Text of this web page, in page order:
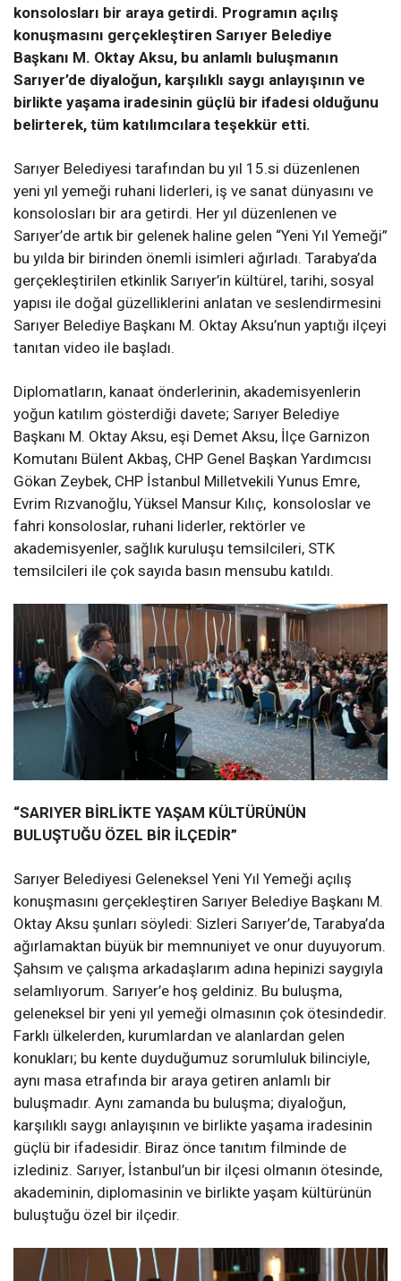
konsolosları bir araya getirdi. Programın açılış
konuşmasını gerçekleştiren Sarıyer Belediye
Başkanı M. Oktay Aksu, bu anlamlı buluşmanın
Sarıyer’de diyaloğun, karşılıklı saygı anlayışının ve
birlikte yaşama iradesinin güçlü bir ifadesi olduğunu
belirterek, tüm katılımcılara teşekkür etti.
Sarıyer Belediyesi tarafından bu yıl 15.si düzenlenen
yeni yıl yemeği ruhani liderleri, iş ve sanat dünyasını ve
konsolosları bir ara getirdi. Her yıl düzenlenen ve
Sarıyer’de artık bir gelenek haline gelen “Yeni Yıl Yemeği”
bu yılda bir birinden önemli isimleri ağırladı. Tarabya’da
gerçekleştirilen etkinlik Sarıyer’in kültürel, tarihi, sosyal
yapısı ile doğal güzelliklerini anlatan ve seslendirmesini
Sarıyer Belediye Başkanı M. Oktay Aksu’nun yaptığı ilçeyi
tanıtan video ile başladı.
Diplomatların, kanaat önderlerinin, akademisyenlerin
yoğun katılım gösterdiği davete; Sarıyer Belediye
Başkanı M. Oktay Aksu, eşi Demet Aksu, İlçe Garnizon
Komutanı Bülent Akbaş, CHP Genel Başkan Yardımcısı
Gökan Zeybek, CHP İstanbul Milletvekili Yunus Emre,
Evrim Rızvanoğlu, Yüksel Mansur Kılıç, konsoloslar ve
fahri konsoloslar, ruhani liderler, rektörler ve
akademisyenler, sağlık kuruluşu temsilcileri, STK
temsilcileri ile çok sayıda basın mensubu katıldı.
“SARIYER BİRLİKTE YAŞAM KÜLTÜRÜNÜN
BULUŞTUĞU ÖZEL BİR İLÇEDİR”
Sarıyer Belediyesi Geleneksel Yeni Yıl Yemeği açılış
konuşmasını gerçekleştiren Sarıyer Belediye Başkanı M.
Oktay Aksu şunları söyledi: Sizleri Sarıyer’de, Tarabya’da
ağırlamaktan büyük bir memnuniyet ve onur duyuyorum.
Şahsım ve çalışma arkadaşlarım adına hepinizi saygıyla
selamlıyorum. Sarıyer’e hoş geldiniz. Bu buluşma,
geleneksel bir yeni yıl yemeği olmasının çok ötesindedir.
Farklı ülkelerden, kurumlardan ve alanlardan gelen
konukları; bu kente duyduğumuz sorumluluk bilinciyle,
aynı masa etrafında bir araya getiren anlamlı bir
buluşmadır. Aynı zamanda bu buluşma; diyaloğun,
karşılıklı saygı anlayışının ve birlikte yaşama iradesinin
güçlü bir ifadesidir. Biraz önce tanıtım filminde de
izlediniz. Sarıyer, İstanbul’un bir ilçesi olmanın ötesinde,
akademinin, diplomasinin ve birlikte yaşam kültürünün
buluştuğu özel bir ilçedir.